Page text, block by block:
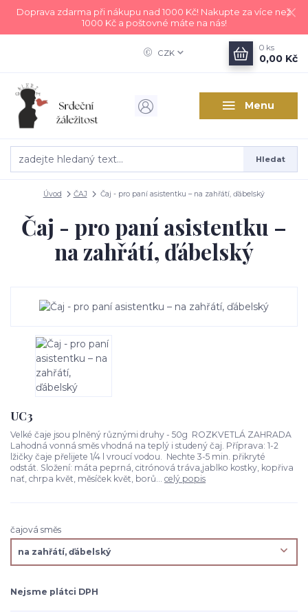
Doprava zdarma při nákupu nad 1000 Kč! Nakupte za více než
1000 Kč a poštovné máte na nás!
Menu
CZK
Hledat
0 ks
0,00 Kč
Úvod ČAJ Čaj - pro paní asistentku – na zahřátí, ďábelský
Čaj - pro paní asistentku –
na zahřátí, ďábelský
UC3
Velké čaje jsou plněný různými druhy - 50g ROZKVETLÁ ZAHRADA
Lahodná vonná směs vhodná na teplý i studený čaj. Příprava: 1-2
lžičky čaje přelijete 1/4 l vroucí vodou. Nechte 3-5 min. přikryté
odstát. Složení: máta peprná, citrónová tráva,jablko kostky, kopřiva
nať, chrpa květ, měsíček květ, borů... celý popis
čajová směs
Nejsme plátci DPH